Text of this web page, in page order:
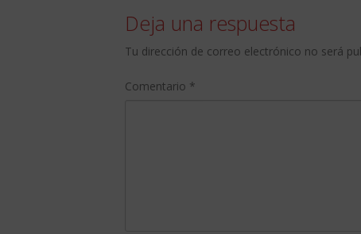
Deja una respuesta
Tu dirección de correo electrónico no será
Comentario *